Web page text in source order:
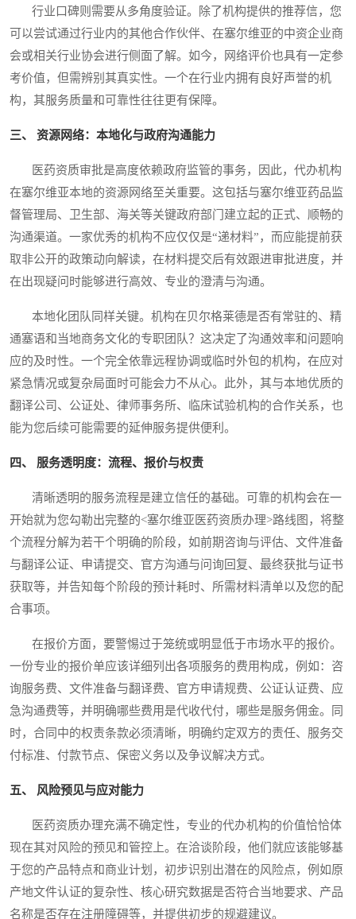
行业口碑则需要从多角度验证。除了机构提供的推荐信，您
可以尝试通过行业内的其他合作伙伴、在塞尔维亚的中资企业商
会或相关行业协会进行侧面了解。如今，网络评价也具有一定参
考价值，但需辨别其真实性。一个在行业内拥有良好声誉的机
构，其服务质量和可靠性往往更有保障。
三、 资源网络：本地化与政府沟通能力
医药资质审批是高度依赖政府监管的事务，因此，代办机构
在塞尔维亚本地的资源网络至关重要。这包括与塞尔维亚药品监
督管理局、卫生部、海关等关键政府部门建立起的正式、顺畅的
沟通渠道。一家优秀的机构不应仅仅是“递材料”，而应能提前获
取非公开的政策动向解读，在材料提交后有效跟进审批进度，并
在出现疑问时能够进行高效、专业的澄清与沟通。
本地化团队同样关键。机构在贝尔格莱德是否有常驻的、精
通塞语和当地商务文化的专职团队？这决定了沟通效率和问题响
应的及时性。一个完全依靠远程协调或临时外包的机构，在应对
紧急情况或复杂局面时可能会力不从心。此外，其与本地优质的
翻译公司、公证处、律师事务所、临床试验机构的合作关系，也
能为您后续可能需要的延伸服务提供便利。
四、 服务透明度：流程、报价与权责
清晰透明的服务流程是建立信任的基础。可靠的机构会在一
开始就为您勾勒出完整的<塞尔维亚医药资质办理>路线图，将整
个流程分解为若干个明确的阶段，如前期咨询与评估、文件准备
与翻译公证、申请提交、官方沟通与问询回复、最终获批与证书
获取等，并告知每个阶段的预计耗时、所需材料清单以及您的配
合事项。
在报价方面，要警惕过于笼统或明显低于市场水平的报价。
一份专业的报价单应该详细列出各项服务的费用构成，例如：咨
询服务费、文件准备与翻译费、官方申请规费、公证认证费、应
急沟通费等，并明确哪些费用是代收代付，哪些是服务佣金。同
时，合同中的权责条款必须清晰，明确约定双方的责任、服务交
付标准、付款节点、保密义务以及争议解决方式。
五、 风险预见与应对能力
医药资质办理充满不确定性，专业的代办机构的价值恰恰体
现在其对风险的预见和管控上。在洽谈阶段，他们就应该能够基
于您的产品特点和商业计划，初步识别出潜在的风险点，例如原
产地文件认证的复杂性、核心研究数据是否符合当地要求、产品
名称是否存在注册障碍等，并提供初步的规避建议。